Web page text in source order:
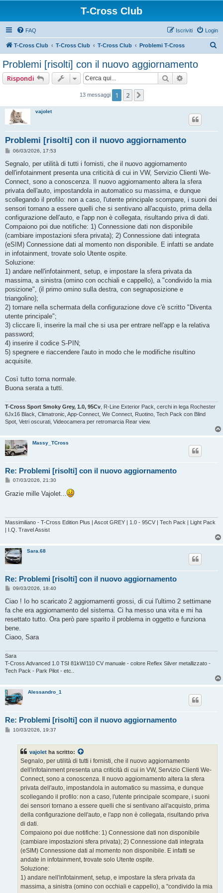
T-Cross Club
FAQ Login
Iscriviti
T-Cross Club T-Cross Club T-Cross Club Problemi T-Cross
Problemi [risolti] con il nuovo aggiornamento
Rispondi Cerca
13 messaggi 1 2
vajolet
Problemi [risolti] con il nuovo aggiornamento
M
s
a
g
i
o
06/03/2026, 17:53
Segnalo, per utilità di tutti i fornisti, che il nuovo aggiornamento
dell'infotainment presenta una criticità di cui in VW, Servizio Clienti We-
Connect, sono a conoscenza. Il nuovo aggiornamento altera la sfera
privata dell'auto, impostandola in automatico su massima, e dunque
scollegando il profilo: non a caso, l'utente principale scompare, i suoni dei
sensori tornano a essere quelli che si sentivano all'acquisto, prima della
configurazione dell'auto, e l'app non è collegata, risultando priva di dati.
Compaiono poi due notifiche: 1) Connessione dati non disponibile
(cambiare impostazioni sfera privata); 2) Connessione dati integrata
(eSIM) Connessione dati al momento non disponibile. E infatti se andate
in infotainment, trovate solo Utente ospite.
Soluzione:
1) andare nell'infotainment, setup, e impostare la sfera privata da
massima, a sinistra (omino con occhiali e cappello), a "condivido la mia
posizione", (il primo omino sulla destra, con segnaposizione e
triangolino);
2) tornare nella schermata della configurazione dove c'è scritto "Diventa
utente principale";
3) cliccare lì, inserire la mail che si usa per entrare nell'app e la relativa
password;
4) inserire il codice S-PIN;
5) spegnere e riaccendere l'auto in modo che le modifiche risultino
acquisite.
Così tutto torna normale.
Buona serata a tutti.
T-Cross Sport Smoky Grey, 1.0, 95Cv , R-Line Exterior Pack, cerchi in lega Rochester
6Jx16 Black, Climatronic, App-Connect, We Connect, Ruotino, Tech Pack con Blind
Spot, Vetri oscurati, Videocamera per retromarcia Rear view.
Massy_TCross
Re: Problemi [risolti] con il nuovo aggiornamento
M
s
s
i
o
07/03/2026, 21:30
Grazie mille Vajolet...
Massimiliano - T-Cross Edition Plus | Ascot GREY | 1.0 - 95CV | Tech Pack | Light Pack
| I.Q. Travel Assist
Sara.68
Re: Problemi [risolti] con il nuovo aggiornamento
M
s
a
g
i
o
09/03/2026, 18:40
Ciao ! Io ho scaricato 2 aggiornamenti grossi, di cui l'ultimo 2 settimane
fa che era aggiornamento del sistema. Ci ha messo una vita e mi ha
resettato tutto. Ora però pare sparito il problema in oggetto e funziona
bene.
Ciaoo, Sara
Sara
T-Cross Advanced 1.0 TSI 81kW/110 CV manuale - colore Reflex Silver metallizzato -
Tech Pack - Park Pilot - etc..
Alessandro_1
Re: Problemi [risolti] con il nuovo aggiornamento
M10/03/2026, 19:37
vajolet ha scritto:
Segnalo, per utilità di tutti i fornisti, che il nuovo aggiornamento
dell'infotainment presenta una criticità di cui in VW, Servizio Clienti We-
Connect, sono a conoscenza. Il nuovo aggiornamento altera la sfera
privata dell'auto, impostandola in automatico su massima, e dunque
scollegando il profilo: non a caso, l'utente principale scompare, i suoni
dei sensori tornano a essere quelli che si sentivano all'acquisto, prima
della configurazione dell'auto, e l'app non è collegata, risultando priva
di dati.
Compaiono poi due notifiche: 1) Connessione dati non disponibile
(cambiare impostazioni sfera privata); 2) Connessione dati integrata
(eSIM) Connessione dati al momento non disponibile. E infatti se
andate in infotainment, trovate solo Utente ospite.
Soluzione:
1) andare nell'infotainment, setup, e impostare la sfera privata da
massima, a sinistra (omino con occhiali e cappello), a "condivido la mia